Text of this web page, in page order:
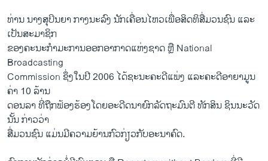
ທ່ານ ນາງສຸ​ປິນຍາ ກາງ​ນະລົງ ນັກ​ເຄື່ອນ​ໄຫວເພື່ອ​ສິດທິ​ສື່​ມວນ​ຊົນ ແລະ​
ເປັນ​ສະມາຊິກ
ຂອງຄະນະ​ກຳມະການອອກອາກາດແຫ່ງ​ຊາດ ຫຼື National
Broadcasting
Commission ​ຊຶ່ງ​ໃນ​ປີ 2006 ​ໄດ້ຊະນະ​ຄະດີ​ແພ່ງ ແລະຄະດີອາຍາມູນ
ຄ່າ 10 ລ້ານ
ດອນລາ ທີ່​ຖືກ​ຟ້ອງ​ຮ້ອງ​ໂດຍ​ອະດີດ​ນາ​ຍົກ​ລັດຖະມົນຕີ ທັກສິນ ຊິນນະ​ວັດ
ນັ້ນ ກ່າວວ່າ
ສື່ມວນຊົນ ແມ່ນມີຄວາມຍ້ານກົວກ່ຽວກັບອະນາຄົດ.